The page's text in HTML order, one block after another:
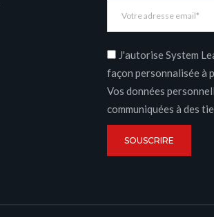
J'autorise System
façon personnalisée à
Vos données
communiquées à des
SOUSCRIRE